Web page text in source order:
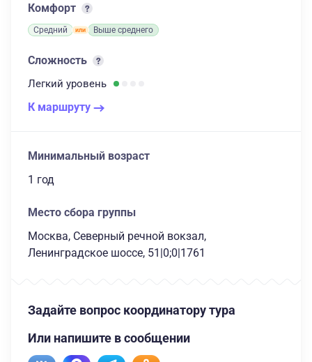
Комфорт
Средний Выше среднего
Сложность
Легкий уровень
К маршруту
Минимальный возраст
1 год
Место сбора группы
Москва, Северный речной вокзал,
Ленинградское шоссе, 51|0;0|1761
Задайте вопрос координатору тура
Или напишите в сообщении